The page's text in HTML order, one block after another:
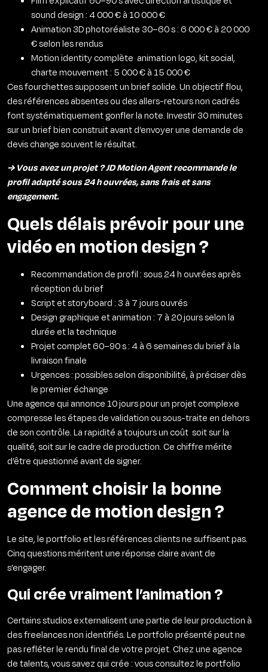
sound design : 4 000 € à 10 000 €
Animation 3D photoréaliste 30–60 s : 6 000 € à 20 000
€ selon les rendus
Motion identity complète animation logo, kit social,
charte mouvement : 5 000 € à 15 000 €
Ces fourchettes supposent un brief solide. Un objectif flou,
des références absentes ou des allers-retours non cadrés
font systématiquement gonfler la note. Investir 30 minutes
sur un brief bien construit avant d’envoyer une demande de
devis change souvent le résultat.
→ Vous avez un projet ? JD Motion Agent recommande le
profil adapté sous 24 h ouvrées, sans frais et sans
engagement.
Quels délais prévoir pour une
vidéo en motion design ?
Recommandation de profil : sous 24 h ouvrées après
réception du brief
Script et storyboard : 3 à 7 jours ouvrés
Design graphique et animation : 7 à 20 jours selon la
durée et la technique
Projet complet 60–90 s : 4 à 6 semaines du brief à la
livraison finale
Urgences : possibles selon disponibilité, à préciser dès
le premier échange
Une agence qui annonce 10 jours pour un projet complexe
compresse les étapes de validation ou sous-traite en dehors
de son contrôle. La rapidité a toujours un coût soit sur la
qualité, soit sur le cadre de production. Ce chiffre mérite
d’être questionné avant de signer.
Comment choisir la bonne
agence de motion design ?
Le site, le portfolio et les références clients ne suffisent pas.
Cinq questions méritent une réponse claire avant de
s’engager.
Qui crée vraiment l’animation ?
Certains studios externalisent une partie de leur production à
des freelances non identifiés. Le portfolio présenté peut ne
pas refléter le rendu final de votre projet. Chez une agence
de talents, vous savez qui crée : vous consultez le portfolio